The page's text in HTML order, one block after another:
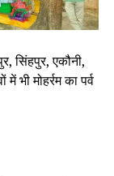
सिंहपुर, एकौनी,
भी मोहर्रम का पर्व